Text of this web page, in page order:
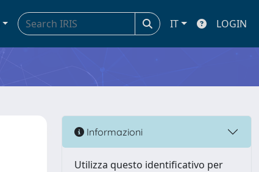
IT LOGIN
Informazioni
Utilizza questo identificativo per